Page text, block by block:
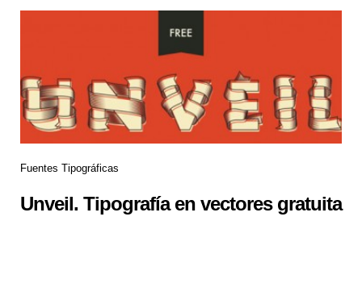
Fuentes Tipográficas
Unveil. Tipografía en vectores gratuita